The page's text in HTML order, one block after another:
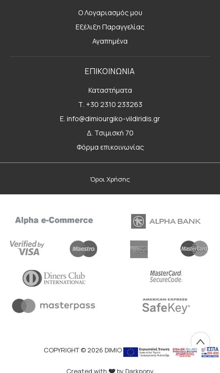
Ο Λογαριασμός μου
Εξέλιξη Παραγγελίας
Αγαπημένα
ΕΠΙΚΟΙΝΩΝΙΑ
Καταστήματα
Τ. +30 2310 233263
E. info@dimiourgiko-vildiridis.gr
Δ. Τσιμισκή 70
Φόρμα επικοινωνίας
Όροι Χρήσης
COPYRIGHT © 2026 DIMIOURGIKO VILDIRIDIS
Created with by Darkpony